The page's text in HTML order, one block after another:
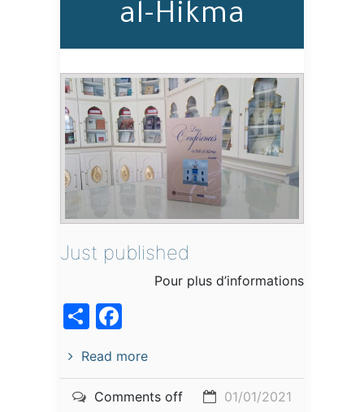
al-Hikma
Just published
Pour plus d’informations
Read more
01/01/2021
Comments off